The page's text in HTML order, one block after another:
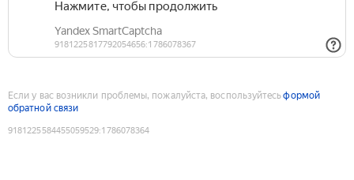
Если у вас возникли проблемы, пожалуйста, воспользуйтесьформой
обратной связи
9181225584455059529:1786078364